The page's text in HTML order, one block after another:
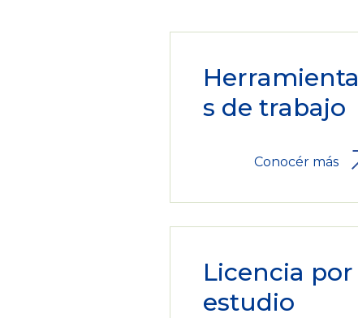
Herramienta
s de trabajo
Conocér más
Licencia por
estudio